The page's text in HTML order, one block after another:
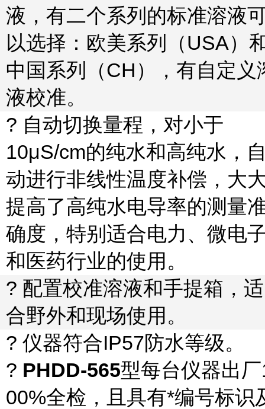
液，有二个系列的标准溶液
以选择：欧美系列（USA）
中国系列（CH ），有自定义
液校准。
? 自动切换量程，对小于
10μS/cm的纯水和高纯水，
动进行非线性温度补偿，大
提高了高纯水电导率的测量
确度，特别适合电力、微电
和医药行业的使用。
? 配置校准溶液和手提箱，适
合野外和现场使用。
? 仪器符合IP57防水等级。
? PHDD-565型每台仪器出厂
00%全检，且具有*编号标识